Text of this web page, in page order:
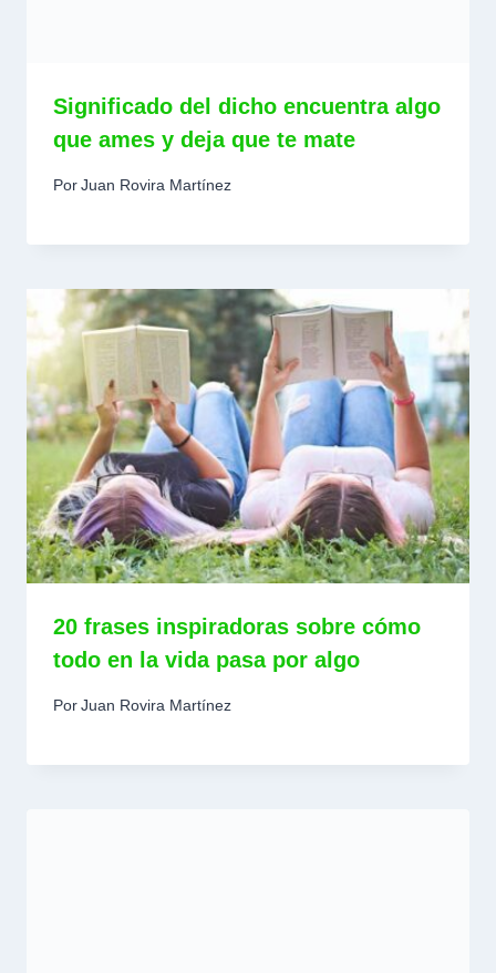
Significado del dicho encuentra algo
que ames y deja que te mate
PorJuan Rovira Martínez
20 frases inspiradoras sobre cómo
todo en la vida pasa por algo
PorJuan Rovira Martínez